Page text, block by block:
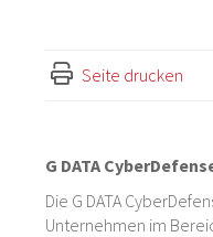
Seite drucken
G DATA
Die G DATA
Unternehmen im